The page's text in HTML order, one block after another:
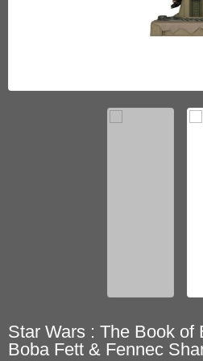
Star Wars : The Book of
Boba Fett & Fennec